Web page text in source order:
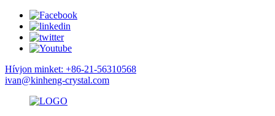
Hívjon minket: +86-21-56310568
ivan@kinheng-crystal.com